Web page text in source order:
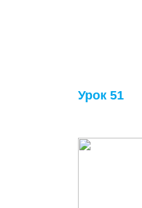
Урок 51